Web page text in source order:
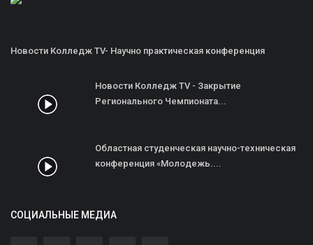
Новости Колледж TV- Научно практическая конференция
Новости Колледж TV - Закрытие
Регионального Чемпионата...
Областная студенческая научно-техническая
конференция «Молодежь....
СОЦИАЛЬНЫЕ МЕДИА